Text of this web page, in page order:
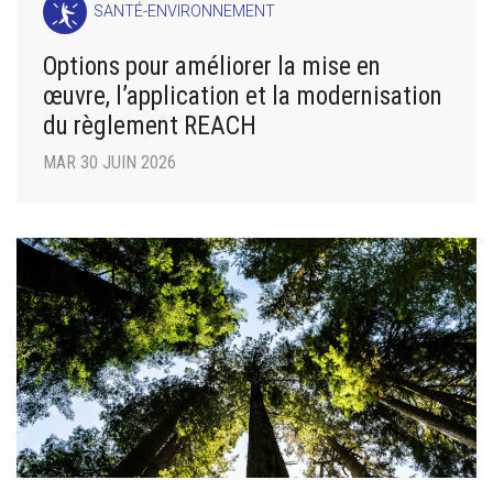
SANTÉ-ENVIRONNEMENT
Options pour améliorer la mise en
œuvre, l’application et la modernisation
du règlement REACH
MAR 30 JUIN 2026